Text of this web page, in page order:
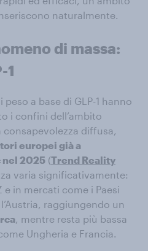
naturalmente.
di massa:
1
a base di GLP-1 hanno
i confini dell’ambito
diffusa,
europei già a
nel 2025 (Trend Reality
varia significativamente:
e in mercati come i Paesi
raggiungendo un
, mentre resta più bassa
Ungheria e Francia.